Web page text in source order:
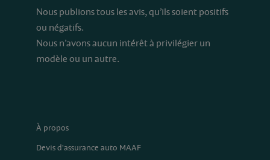
Nous publions tous les avis, qu’ils soient positifs
ou négatifs.
Nous n’avons aucun intérêt à privilégier un
modèle ou un autre.
À propos
Devis d'assurance auto MAAF